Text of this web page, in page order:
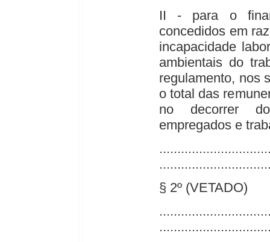
II - para o
concedidos em
incapacidade
ambientais do
regulamento, nos
o total das
no decorrer
empregados e
§ 2º (VETADO)